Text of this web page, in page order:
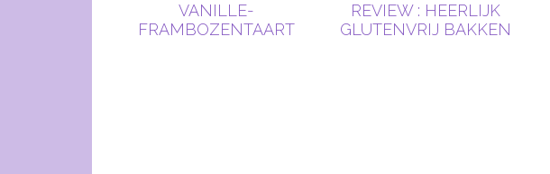
VANILLE-
FRAMBOZENTAART
REVIEW : HEERLIJK
GLUTENVRIJ BAKKEN